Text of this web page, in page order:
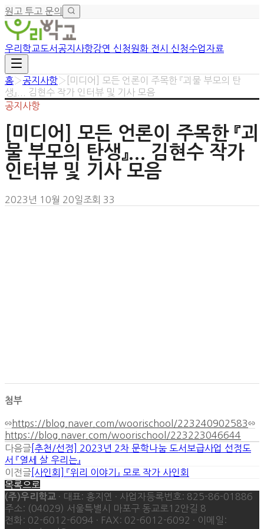
원고 투고 문의
우리학교 도서 공지사항강연 신청원화 전시 신청수업자료
홈›공지사항› [미디어] 모든 언론이 주목한 『괴물 부모의 탄
생』... 김현수 작가 인터뷰 및 기사 모음
공지사항
[미디어] 모든 언론이 주목한 『괴
물 부모의 탄생』... 김현수 작가
인터뷰 및 기사 모음
2023년 10월 20일 조회 33
첨부
https://blog.naver.com/woorischool/223240902583
https://blog.naver.com/woorischool/223223046644
다음글 [추천/선정] 2023년 2차 문학나눔 도서보급사업 선정도
서 『열세 살 우리는』
이전글 [사인회] 『위리 이야기』 모로 작가 사인회
목록으로
(주)우리학교 · 대표: 홍지연 · 사업자등록번호: 825-86-01886
주소: (04029) 서울특별시 마포구 동교로12안길 8
전화: 02-6012-6094 · FAX: 02-6012-6092 · 이메일: